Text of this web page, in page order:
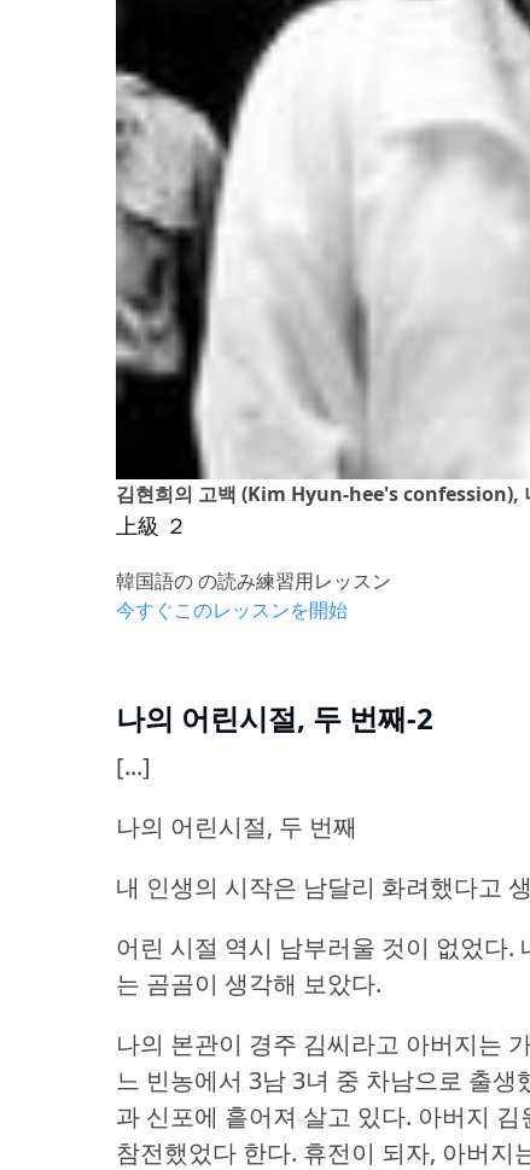
김현희의 고백 (Kim Hyun-hee's confession),
上級 ２
韓国語の の読み練習用レッスン
今すぐこのレッスンを開始
나의 어린시절, 두 번째-2
[...]
나의 어린시절, 두 번째
내 인생의 시작은 남달리 화려했다고
어린 시절 역시 남부러울 것이 없었다.
는 곰곰이 생각해 보았다.
나의 본관이 경주 김씨라고 아버지는
느 빈농에서 3남 3녀 중 차남으로 출생
과 신포에 흩어져 살고 있다. 아버지 김
참전했었다 한다. 휴전이 되자, 아버지